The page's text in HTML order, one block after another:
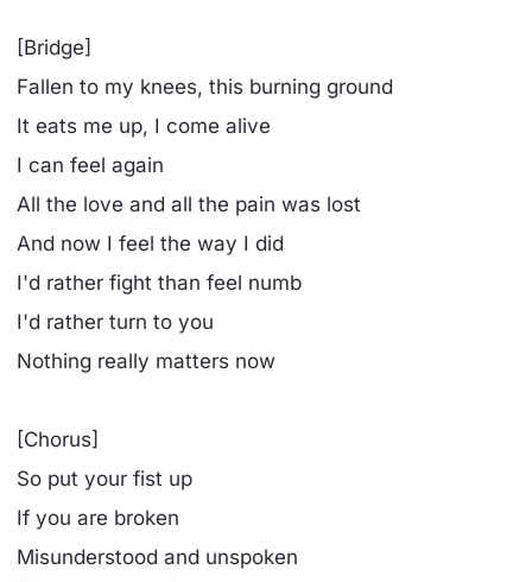
[Bridge]
Fallen to my knees, this burning ground
It eats me up, I come alive
I can feel again
All the love and all the pain was lost
And now I feel the way I did
I'd rather fight than feel numb
I'd rather turn to you
Nothing really matters now
[Chorus]
So put your fist up
If you are broken
Misunderstood and unspoken